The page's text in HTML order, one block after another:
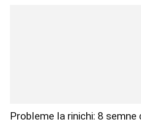
Probleme la rinichi: 8 semne